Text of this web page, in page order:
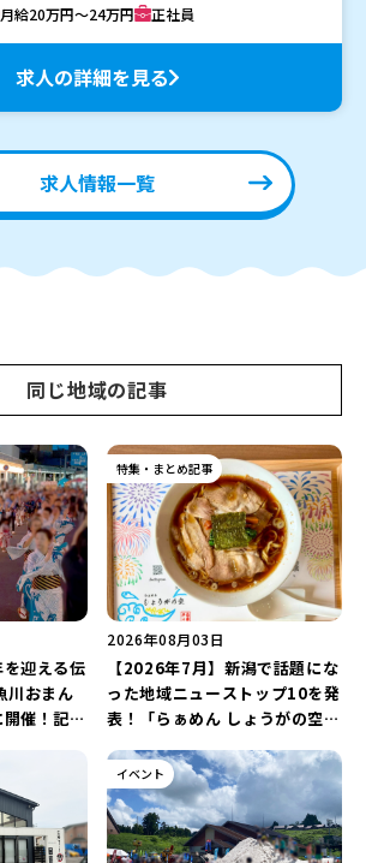
月給20万円～24万円 正社員
求人の詳細を見る
求人情報一覧
同じ地域の記事
を迎える伝
川おまん
催！記念
特集・まとめ記事
2026年08月03日
【2026年7月】新潟で話題にな
った地域ニューストップ10を発
表！「らぁめん しょうがの空」
閉店の注目記事をランキングで
ご紹介♪
イベント